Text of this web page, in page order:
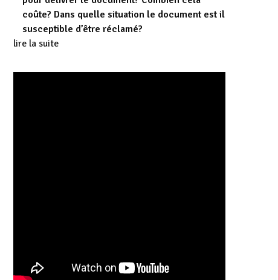
coûte? Dans quelle situation le document est il
susceptible d’être réclamé?
lire la suite